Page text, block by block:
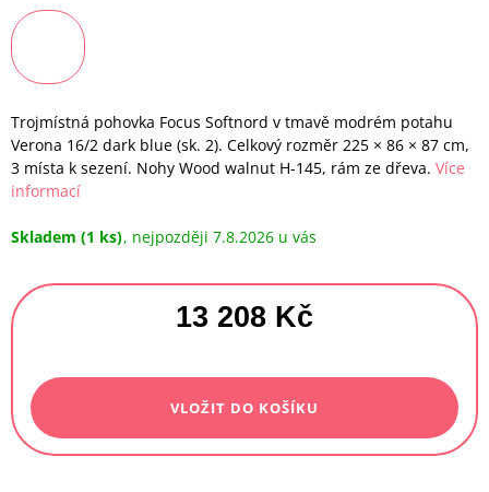
Trojmístná pohovka Focus Softnord v tmavě modrém potahu
Verona 16/2 dark blue (sk. 2). Celkový rozměr 225 × 86 × 87 cm,
3 místa k sezení. Nohy Wood walnut H-145, rám ze dřeva. Více
informací
Skladem (1 ks) 7.8.2026
13 208 Kč
VLOŽIT DO KOŠÍKU